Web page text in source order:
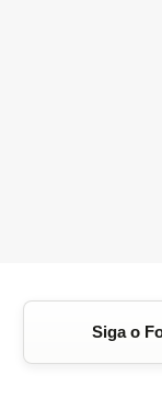
Siga o